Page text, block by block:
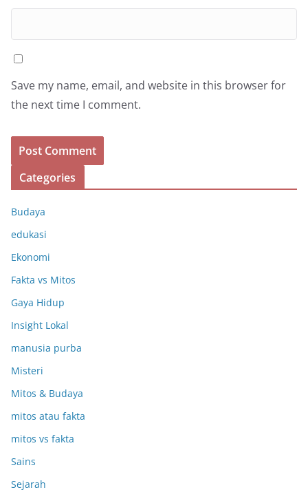
Save my name, email, and website in this browser for
the next time I comment.
Categories
Budaya
edukasi
Ekonomi
Fakta vs Mitos
Gaya Hidup
Insight Lokal
manusia purba
Misteri
Mitos & Budaya
mitos atau fakta
mitos vs fakta
Sains
Sejarah